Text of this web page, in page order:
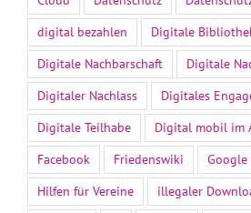
digital bezahlen
Digitale
Digitale Nachbarschaft
Digitale
Digitaler Nachlass
Digitales
Digitale Teilhabe
Digital mobil im
Facebook
Friedenswiki
Google
Hilfen für Vereine
illegaler